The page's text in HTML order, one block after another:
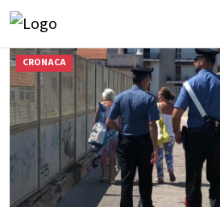
CRONACA